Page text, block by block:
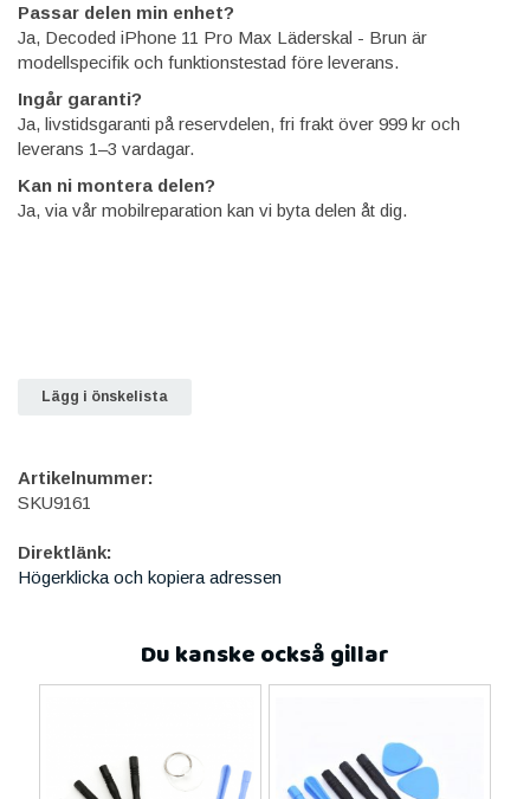
Passar delen min enhet?
Ja, Decoded iPhone 11 Pro Max Läderskal - Brun är
modellspecifik och funktionstestad före leverans.
Ingår garanti?
Ja, livstidsgaranti på reservdelen, fri frakt över 999 kr och
leverans 1–3 vardagar.
Kan ni montera delen?
Ja, via vår mobilreparation kan vi byta delen åt dig.
Lägg i önskelista
Artikelnummer:
SKU9161
Direktlänk:
Högerklicka och kopiera adressen
Du kanske också gillar